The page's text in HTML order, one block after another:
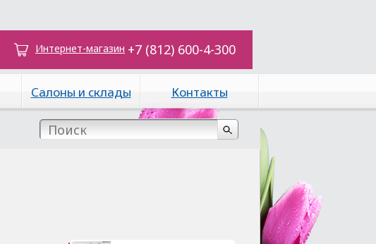
Интернет-магазин +7 (812) 600-4-300
Салоны и склады Контакты